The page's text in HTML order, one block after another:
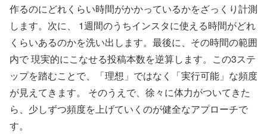
作るのにどれくらい時間がかかっているかをざっくり計測
します。次に、 1週間のうちインスタに使える時間がどれ
くらいあるのかを洗い出します。最後に、その時間の範囲
内で 現実的にこなせる投稿本数を逆算します。この3ステ
ップを踏むことで、「理想」ではなく「実行可能」な頻度
が見えてきます。 そのうえで、徐々に体力がついてきた
ら、少しずつ頻度を上げていくのが健全なアプローチで
す。